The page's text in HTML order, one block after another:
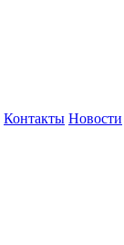
Контакты Новости